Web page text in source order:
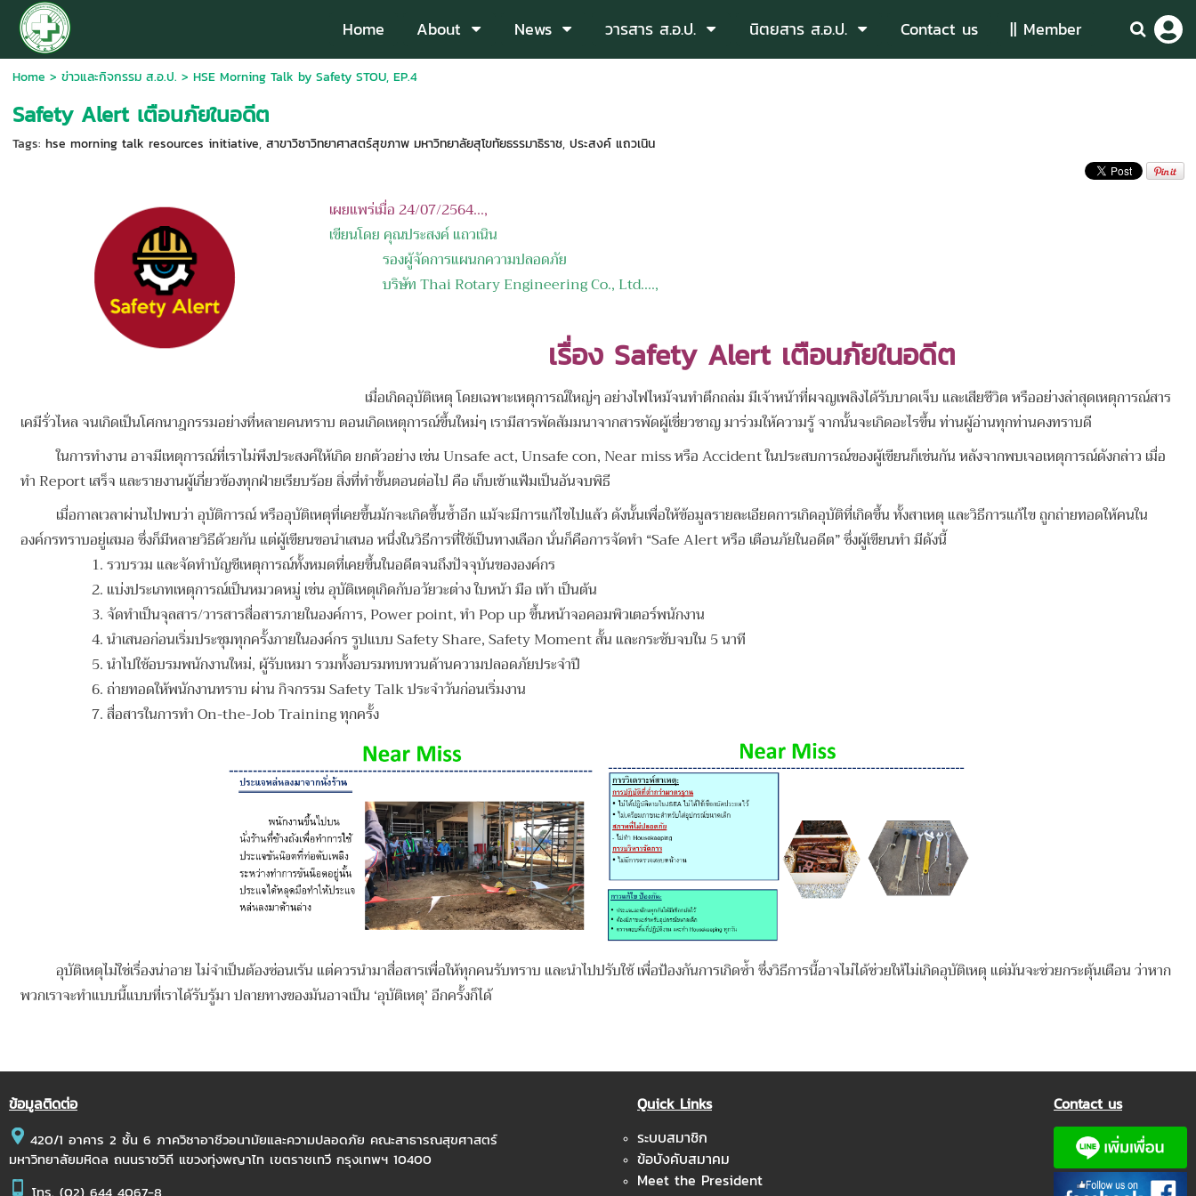
Home About News วารสาร ส.อ.ป. นิตยสาร ส.อ.ป. Contact us || Member
Home > ข่าวและกิจกรรม ส.อ.ป. > HSE Morning Talk by Safety STOU, EP.4
Safety Alert เตือนภัยในอดีต
Tags: hse morning talk resources initiative, สาขาวิชาวิทยาศาสตร์สุขภาพ มหาวิทยาลัยสุโขทัยธรรมาธิราช, ประสงค์ แถวเนิน
เผยแพร่เมื่อ 24/07/2564...,
เขียนโดย คุณประสงค์ แถวเนิน
รองผู้จัดการแผนกความปลอดภัย
บริษัทThai Rotary Engineering Co., Ltd....,
เรื่อง Safety Alert เตือนภัยในอดีต
เมื่อเกิดอุบัติเหตุ โดยเฉพาะเหตุการณ์ใหญ่ๆ อย่างไฟไหม้จนทำตึกถล่ม มีเจ้าหน้าที่ผจญเพลิงได้รับบาดเจ็บ และเสียชีวิต หรืออย่างล่าสุดเหตุการณ์สาร
เคมีรั่วไหล จนเกิดเป็นโศกนาฎกรรมอย่างที่หลายคนทราบ ตอนเกิดเหตุการณ์ขึ้นใหม่ๆ เรามีสารพัดสัมมนาจากสารพัดผู้เชี่ยวชาญ มาร่วมให้ความรู้ จากนั้นจะเกิดอะไรขึ้น ท่านผู้อ่านทุกท่านคงทราบดี
ในการทำงาน อาจมีเหตุการณ์ที่เราไม่พึงประสงค์ให้เกิด ยกตัวอย่าง เช่น Unsafe act, Unsafe con, Near miss หรือ Accident ในประสบการณ์ของผู้เขียนก็เช่นกัน หลังจากพบเจอเหตุการณ์ดังกล่าว เมื่อ
ทำ Report เสร็จ และรายงานผู้เกี่ยวข้องทุกฝ่ายเรียบร้อย สิ่งที่ทำขั้นตอนต่อไป คือ เก็บเข้าแฟ้มเป็นอันจบพิธี
เมื่อกาลเวลาผ่านไปพบว่า อุบัติการณ์ หรืออุบัติเหตุที่เคยขึ้นมักจะเกิดขึ้นซ้ำอีก แม้จะมีการแก้ไขไปแล้ว ดังนั้นเพื่อให้ข้อมูลรายละเอียดการเกิดอุบัติที่เกิดขึ้น ทั้งสาเหตุ และวิธีการแก้ไข ถูกถ่ายทอดให้คนใน
องค์กรทราบอยู่เสมอ ซึ่งก็มีหลายวิธีด้วยกัน แต่ผู้เขียนขอนำเสนอ หนึ่งในวิธีการที่ใช้เป็นทางเลือก นั่นก็คือการจัดทำ “Safe Alert หรือ เตือนภัยในอดีต” ซึ่งผู้เขียนทำ มีดังนี้
1. รวบรวม และจัดทำบัญชีเหตุการณ์ทั้งหมดที่เคยขึ้นในอดีตจนถึงปัจจุบันขององค์กร
2. แบ่งประเภทเหตุการณ์เป็นหมวดหมู่ เช่น อุบัติเหตุเกิดกับอวัยวะต่าง ใบหน้า มือ เท้า เป็นต้น
3. จัดทำเป็นจุลสาร/วารสารสื่อสารภายในองค์การ, Power point, ทำ Pop up ขึ้นหน้าจอคอมพิวเตอร์พนักงาน
4. นำเสนอก่อนเริ่มประชุมทุกครั้งภายในองค์กร รูปแบบ Safety Share, Safety Moment สั้น และกระชับจบใน 5 นาที
5. นำไปใช้อบรมพนักงานใหม่, ผู้รับเหมา รวมทั้งอบรมทบทวนด้านความปลอดภัยประจำปี
6. ถ่ายทอดให้พนักงานทราบ ผ่าน กิจกรรม Safety Talk ประจำวันก่อนเริ่มงาน
7. สื่อสารในการทำ On-the-Job Training ทุกครั้ง
อุบัติเหตุไม่ใช่เรื่องน่าอาย ไม่จำเป็นต้องซ่อนเร้น แต่ควรนำมาสื่อสารเพื่อให้ทุกคนรับทราบ และนำไปปรับใช้ เพื่อป้องกันการเกิดซ้ำ ซึ่งวิธีการนี้อาจไม่ได้ช่วยให้ไม่เกิดอุบัติเหตุ แต่มันจะช่วยกระตุ้นเตือน ว่าหาก
พวกเราจะทำแบบนี้แบบที่เราได้รับรู้มา ปลายทางของมันอาจเป็น ‘อุบัติเหตุ’ อีกครั้งก็ได้
ข้อมูลติดต่อ
420/1 อาคาร 2 ชั้น 6 ภาควิชาอาชีวอนามัยและความปลอดภัย คณะสาธารณสุขศาสตร์
มหาวิทยาลัยมหิดล ถนนราชวิถี แขวงทุ่งพญาไท เขตราชเทวี กรุงเทพฯ 10400
Quick Links
ระบบสมาชิก
ข้อบังคับสมาคม
Meet the President
Contact us